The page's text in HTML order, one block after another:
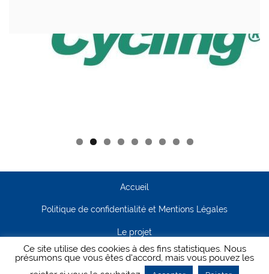
Accueil
Politique de confidentialité et Mentions Légales
Le projet
Contact
Ce site utilise des cookies à des fins statistiques. Nous
présumons que vous êtes d'accord, mais vous pouvez les